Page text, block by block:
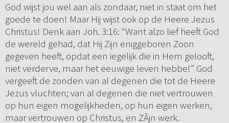
God wijst jou wel aan als zondaar, niet in staat om het
goede te doen! Maar Hij wijst ook op de Heere Jezus
Christus! Denk aan Joh. 3:16: “Want alzo lief heeft God
de wereld gehad, dat Hij Zijn eniggeboren Zoon
gegeven heeft, opdat een iegelijk die in Hem gelooft,
niet verderve, maar het eeuwige leven hebbe!” God
vergeeft de zonden van al degenen die tot de Heere
Jezus vluchten; van al degenen die niet vertrouwen
op hun eigen mogelijkheden, op hun eigen werken,
maar vertrouwen op Christus, en ZÃ­jn werk.